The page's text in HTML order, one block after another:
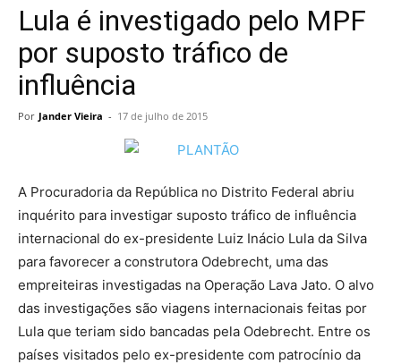
Lula é investigado pelo MPF
por suposto tráfico de
influência
Por Jander Vieira - 17 de julho de 2015
A Procuradoria da República no Distrito Federal abriu
inquérito para investigar suposto tráfico de influência
internacional do ex-presidente Luiz Inácio Lula da Silva
para favorecer a construtora Odebrecht, uma das
empreiteiras investigadas na Operação Lava Jato. O alvo
das investigações são viagens internacionais feitas por
Lula que teriam sido bancadas pela Odebrecht. Entre os
países visitados pelo ex-presidente com patrocínio da